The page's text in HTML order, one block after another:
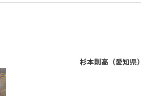
杉本則高（愛知県